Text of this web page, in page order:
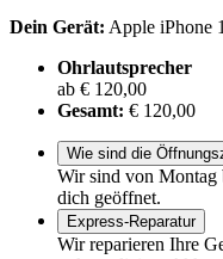
Dein Gerät: Apple iPhone
Ohrlautsprecher
ab € 120,00
Gesamt: € 120,00
Wie sind die
Wir sind von Montag
dich geöffnet.
Express-Reparatur
Wir reparieren Ihre